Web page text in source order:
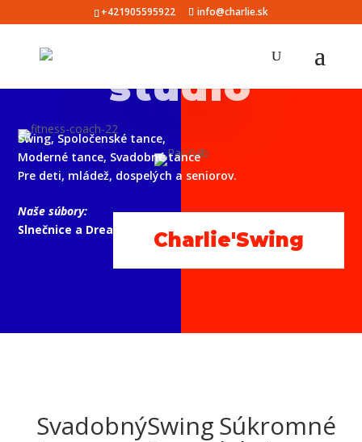
+421905595922 info@charlie.sk
Tanečné
štúdio
Swing, Spoločenské tance,
Moderné tance, Svadobné tance
Pre deti, mládež, dospelých a seniorov.
Naše súbory:
Slnečnice a Dream.
Charlie'Swing
SvadobnýSwingSúkromné